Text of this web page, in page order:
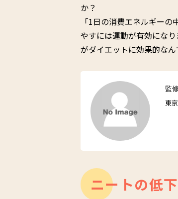
か？
「1日の消費エネルギー
やすには運動が有効にな
がダイエットに効果的な
監
東
ニートの低